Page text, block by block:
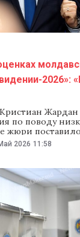
2026»:
Жардан
по поводу
жюри
2026». По
не
—
Жардан
2026 11:58